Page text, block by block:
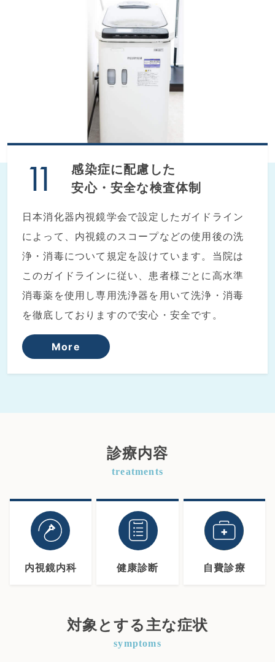
感染症に配慮した
安心・安全な検査体制
日本消化器内視鏡学会で設定したガイドライン
によって、内視鏡のスコープなどの使用後の洗
浄・消毒について規定を設けています。当院は
このガイドラインに従い、患者様ごとに高水準
消毒薬を使用し専用洗浄器を用いて洗浄・消毒
を徹底しておりますので安心・安全です。
More
診療内容
treatments
内視鏡内科 健康診断 自費診療
対象とする主な症状
symptoms